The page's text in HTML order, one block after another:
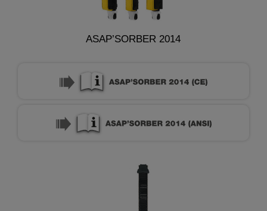
ASAP’SORBER 2014